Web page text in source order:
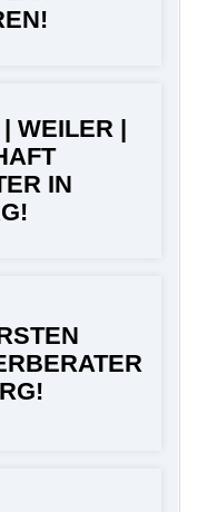
WEILER |
IN